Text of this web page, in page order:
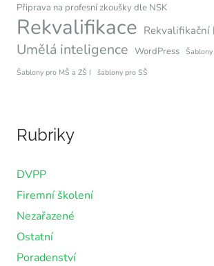
Připrava na profesní zkoušky dle NSK
Rekvalifikace Rekvalifikační
Umělá inteligence WordPress
Šablony pro MŠ a ZŠ I
šablony pro SŠ
Rubriky
DVPP
Firemní školení
Nezařazené
Ostatní
Poradenství